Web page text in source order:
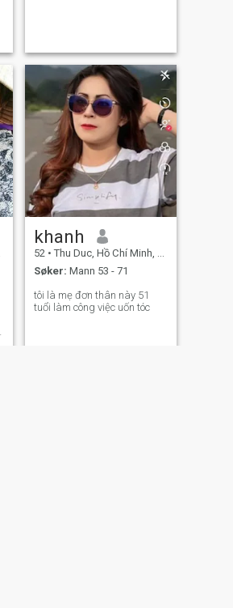
very family oriented person. I
khanh
52 • Thu Duc, Hồ Chí Minh, Vietnam
Søker: Mann 53 - 71
tôi là mẹ đơn thân này 51
tuổi làm công việc uốn tóc